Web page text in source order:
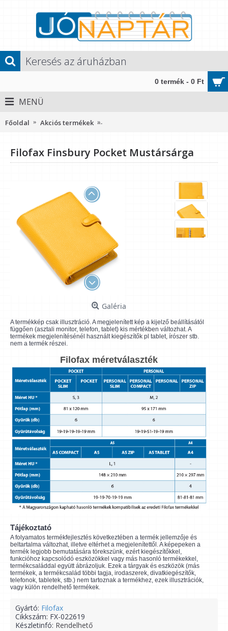
0 termék - 0 Ft
MENÜ
Főoldal Akciós termékek
Filofax Finsbury Pocket Mustársárga
Galéria
A termékkép csak illusztráció. A megjelenített kép a kijelző beállításától
függően (asztali monitor, telefon, tablet) kis mértékben változhat. A
termékek megjelenítésénél használt kiegészítők pl tablet, írószer stb.
nem a termék részei.
Filofax méretválaszték
Tájékoztató
A folyamatos termékfejlesztés következtében a termék jellemzője és
beltartalma változhat, illetve eltérhet a megjelenítettől. A képepeken a
termék legjobb bemutatására törekszünk, ezért kiegészítőkkel,
funkcióhoz kapcsolódó eszközökkel vagy más hasonló termékekkel,
termékcsaláddal együtt ábrázoljuk. Ezek a tárgyak és eszközök (más
termékek, a termékcsalád többi tagja, irodaszerek, divatkiegészítők,
telefonok, tabletek, stb.) nem tartoznak a termékhez, ezek illusztrációk,
vagy külön rendelhető termékek.
Gyártó: Filofax
Cikkszám: FX-022619
Készletinfó: Rendelhető